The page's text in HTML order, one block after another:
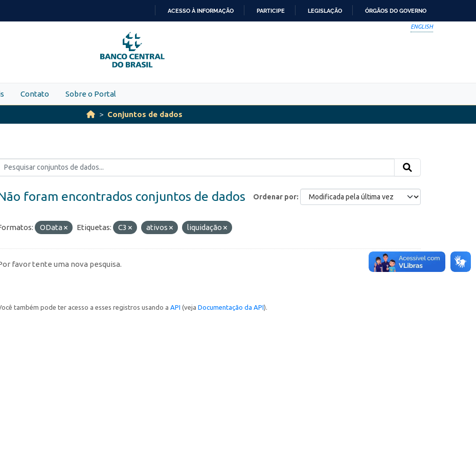
PARA
O
CONTEÚDO
ACESSO À INFORMAÇÃO PARTICIPE LEGISLAÇÃO ÓRGÃOS DO GOVERNO
ENGLISH
Contato Sobre o Portal
Conjuntos de dados
Ordenar por
foram encontrados conjuntos de dados
OData Etiquetas: C3 ativos liquidação
favor tente uma nova pesquisa.
também pode ter acesso a esses registros usando a API (veja Documentação da API).